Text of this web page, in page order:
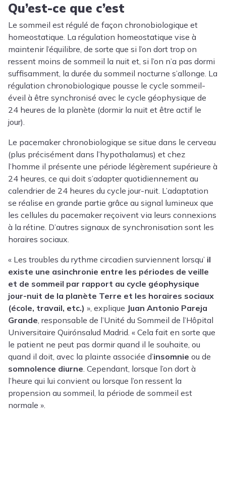
Qu’est-ce que c’est
Le sommeil est régulé de façon chronobiologique et
homeostatique. La régulation homeostatique vise à
maintenir l’équilibre, de sorte que si l’on dort trop on
ressent moins de sommeil la nuit et, si l’on n’a pas dormi
suffisamment, la durée du sommeil nocturne s’allonge. La
régulation chronobiologique pousse le cycle sommeil-
éveil à être synchronisé avec le cycle géophysique de
24 heures de la planète (dormir la nuit et être actif le
jour).
Le pacemaker chronobiologique se situe dans le cerveau
(plus précisément dans l’hypothalamus) et chez
l’homme il présente une période légèrement supérieure à
24 heures, ce qui doit s’adapter quotidiennement au
calendrier de 24 heures du cycle jour-nuit. L’adaptation
se réalise en grande partie grâce au signal lumineux que
les cellules du pacemaker reçoivent via leurs connexions
à la rétine. D’autres signaux de synchronisation sont les
horaires sociaux.
« Les troubles du rythme circadien surviennent lorsqu’ il
existe une asinchronie entre les périodes de veille
et de sommeil par rapport au cycle géophysique
jour-nuit de la planète Terre et les horaires sociaux
(école, travail, etc.) », explique Juan Antonio Pareja
Grande, responsable de l’Unité du Sommeil de l’Hôpital
Universitaire Quirónsalud Madrid. « Cela fait en sorte que
le patient ne peut pas dormir quand il le souhaite, ou
quand il doit, avec la plainte associée d’insomnie ou de
somnolence diurne. Cependant, lorsque l’on dort à
l’heure qui lui convient ou lorsque l’on ressent la
propension au sommeil, la période de sommeil est
normale ».